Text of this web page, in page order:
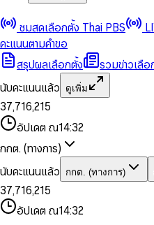
ชมสดเลือกตั้ง Thai PBS
คะแนนตามคำขอ
สรุปผลเลือกตั้ง
รวมข่าวเลือ
นับคะแนนแล้ว
ดูเพิ่ม
0
1
2
3
4
5
6
8
9
0
1
2
3
4
5
6
7
8
9
,
0
1
2
4
6
7
8
9
0
1
2
3
4
5
6
7
8
9
0
1
3
5
6
7
8
9
,
1
2
4
5
7
8
9
0
1
3
4
6
7
8
9
0
2
3
4
5
7
8
อัปเดต ณ14:32
กกต. (ทางการ)
นับคะแนนแล้ว
กกต. (ทางการ)
0
1
2
3
4
5
0
1
2
4
5
6
7
8
9
,
0
1
2
4
6
7
8
9
0
1
2
3
0
1
3
5
6
7
8
,
1
2
4
0
1
3
0
2
3
4
5
7
อัปเดต ณ14:32